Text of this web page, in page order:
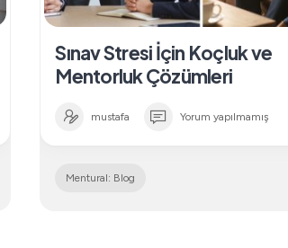
Sınav Stresi İçin Koçluk ve
Mentorluk Çözümleri
mustafa Yorum yapılmamış
Mentural: Blog